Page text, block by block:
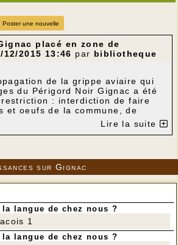
Poster une nouvelle
placé en zone de
12/2015 13:46 par bibliotheque
de la grippe aviaire qui
du Périgord Noir Gignac a été
: interdiction de faire
et oeufs de la commune, de
non plumées, mesures
sur le nettoyage et la
Journal officiel les
du 17 décembre
de lutte
contre l'influenza aviaire
cliquer ici.
Lire la suite
sur Gignac
langue de chez nous ?
1
langue de chez nous ?